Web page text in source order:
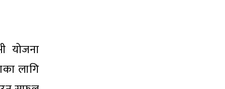
योजना
लागि